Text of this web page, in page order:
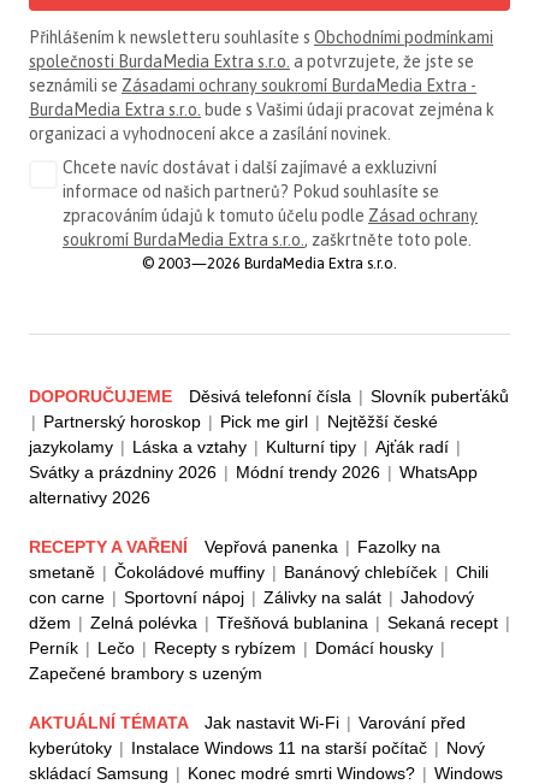
Přihlášením k newsletteru souhlasíte s Obchodními podmínkami
společnosti BurdaMedia Extra s.r.o. a potvrzujete, že jste se
seznámili se Zásadami ochrany soukromí BurdaMedia Extra -
BurdaMedia Extra s.r.o. bude s Vašimi údaji pracovat zejména k
organizaci a vyhodnocení akce a zasílání novinek.
Chcete navíc dostávat i další zajímavé a exkluzivní
informace od našich partnerů? Pokud souhlasíte se
zpracováním údajů k tomuto účelu podle Zásad ochrany
soukromí BurdaMedia Extra s.r.o. , zaškrtněte toto pole.
© 2003—2026 BurdaMedia Extra s.r.o.
DOPORUČUJEME Děsivá telefonní čísla | Slovník puberťáků
| Partnerský horoskop | Pick me girl | Nejtěžší české
jazykolamy | Láska a vztahy | Kulturní tipy | Ajťák radí |
Svátky a prázdniny 2026 | Módní trendy 2026 | WhatsApp
alternativy 2026
RECEPTY A VAŘENÍ Vepřová panenka | Fazolky na
smetaně | Čokoládové muffiny | Banánový chlebíček | Chili
con carne | Sportovní nápoj | Zálivky na salát | Jahodový
džem | Zelná polévka | Třešňová bublanina | Sekaná recept |
Perník | Lečo | Recepty s rybízem | Domácí housky |
Zapečené brambory s uzeným
AKTUÁLNÍ TÉMATA Jak nastavit Wi-Fi | Varování před
kyberútoky | Instalace Windows 11 na starší počítač | Nový
skládací Samsung | Konec modré smrti Windows? | Windows